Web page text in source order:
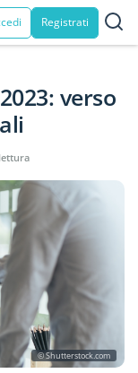
Registrati
verso
© Shutterstock.com